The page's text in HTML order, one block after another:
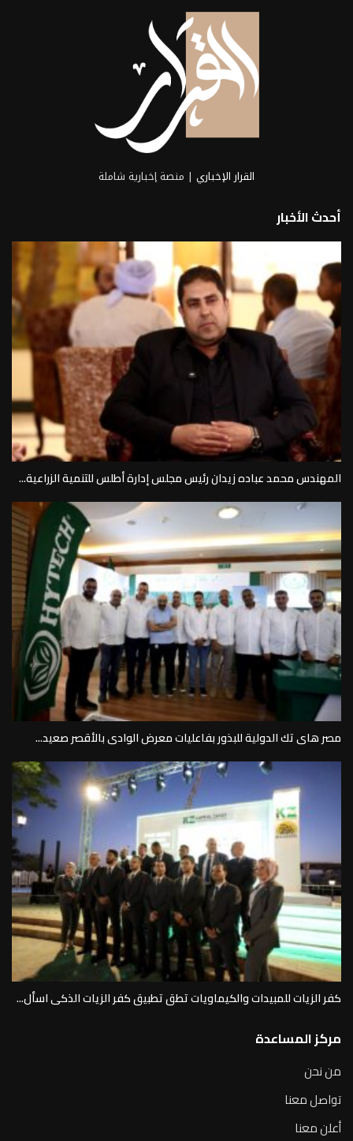
القرار الإخباري | منصة إخبارية شاملة
أحدث الأخبار
المهندس محمد عباده زيدان رئيس مجلس إدارة أطلس للتنمية الزراعية...
مصر هاى تك الدولية للبذور بفاعليات معرض الوادى بالأقصر صعيد...
كفر الزيات للمبيدات والكيماويات تطق تطبيق كفر الزيات الذكى اسأل...
مركز المساعدة
من نحن
تواصل معنا
أعلن معنا